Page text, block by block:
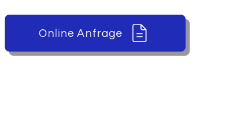
Online Anfrage